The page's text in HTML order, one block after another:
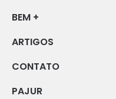
BEM +
ARTIGOS
CONTATO
PAJUR